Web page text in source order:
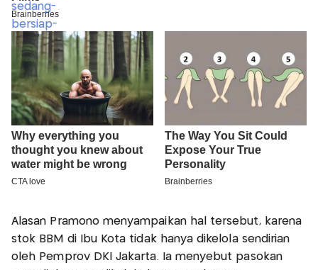
Alasan Pramono menyampaikan hal tersebut, karena
stok BBM di Ibu Kota tidak hanya dikelola sendirian
oleh Pemprov DKI Jakarta. Ia menyebut pasokan